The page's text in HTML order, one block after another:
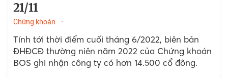
21/11
Chứng khoán
Tính tới thời điểm cuối tháng 6/2022, biên bản
ĐHĐCĐ thường niên năm 2022 của Chứng khoán
BOS ghi nhận công ty có hơn 14.500 cổ đông.